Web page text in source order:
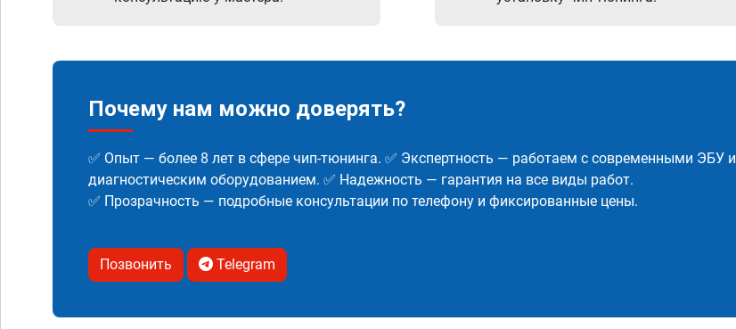
Почему нам можно доверять?
✅ Опыт — более 8 лет в сфере чип-тюнинга. ✅ Экспертность — работаем с современными ЭБУ и
диагностическим оборудованием. ✅ Надежность — гарантия на все виды работ.
✅ Прозрачность — подробные консультации по телефону и фиксированные цены.
Позвонить Telegram